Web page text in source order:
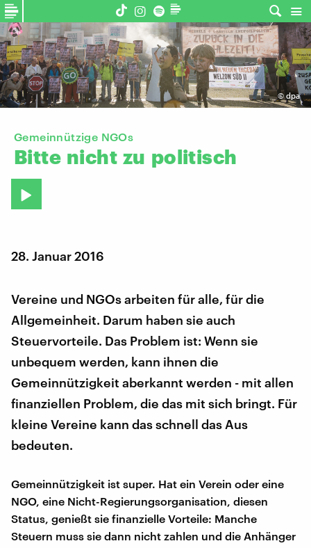
©dpa
Gemeinnützige NGOs
Bitte nicht zu politisch
28. Januar 2016
Vereine und NGOs arbeiten für alle, für die
Allgemeinheit. Darum haben sie auch
Steuervorteile. Das Problem ist: Wenn sie
unbequem werden, kann ihnen die
Gemeinnützigkeit aberkannt werden - mit allen
finanziellen Problem, die das mit sich bringt. Für
kleine Vereine kann das schnell das Aus
bedeuten.
Gemeinnützigkeit ist super. Hat ein Verein oder eine
NGO, eine Nicht-Regierungsorganisation, diesen
Status, genießt sie finanzielle Vorteile: Manche
Steuern muss sie dann nicht zahlen und die Anhänger